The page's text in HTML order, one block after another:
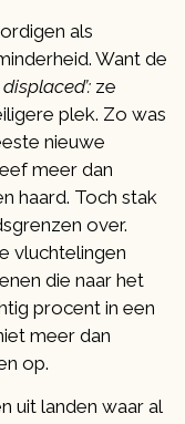
als
Want de
ze
plek. Zo was
nieuwe
meer dan
haard. Toch stak
over.
vluchtelingen
die naar het
procent in een
meer dan
op.
uit landen waar al